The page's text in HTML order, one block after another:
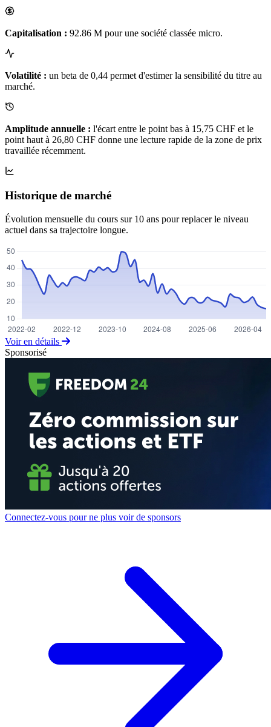
Capitalisation : 92.86 M pour une société classée micro.
Volatilité : un beta de 0,44 permet d'estimer la sensibilité du titre au
marché.
Amplitude annuelle : l'écart entre le point bas à 15,75 CHF et le
point haut à 26,80 CHF donne une lecture rapide de la zone de prix
travaillée récemment.
Historique de marché
Évolution mensuelle du cours sur 10 ans pour replacer le niveau
actuel dans sa trajectoire longue.
Voir en détails
Sponsorisé
Connectez-vous pour ne plus voir de sponsors